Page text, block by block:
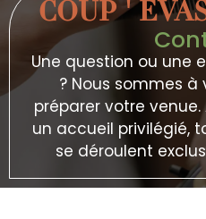
COUP '
Une question ou une
? Nous sommes
préparer votre
un accueil privilégié,
se déroulent